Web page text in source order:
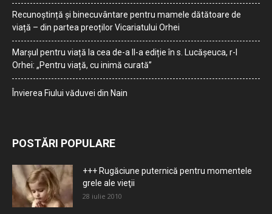
Recunoștință și binecuvântare pentru mamele dătătoare de
viață – din partea preoților Vicariatului Orhei
Marșul pentru viață la cea de-a II-a ediție în s. Lucășeuca, r-l
Orhei: „Pentru viață, cu inimă curată”
Învierea Fiului văduvei din Nain
POSTĂRI POPULARE
+++ Rugăciune puternică pentru momentele
grele ale vieţii
28 iulie 2010